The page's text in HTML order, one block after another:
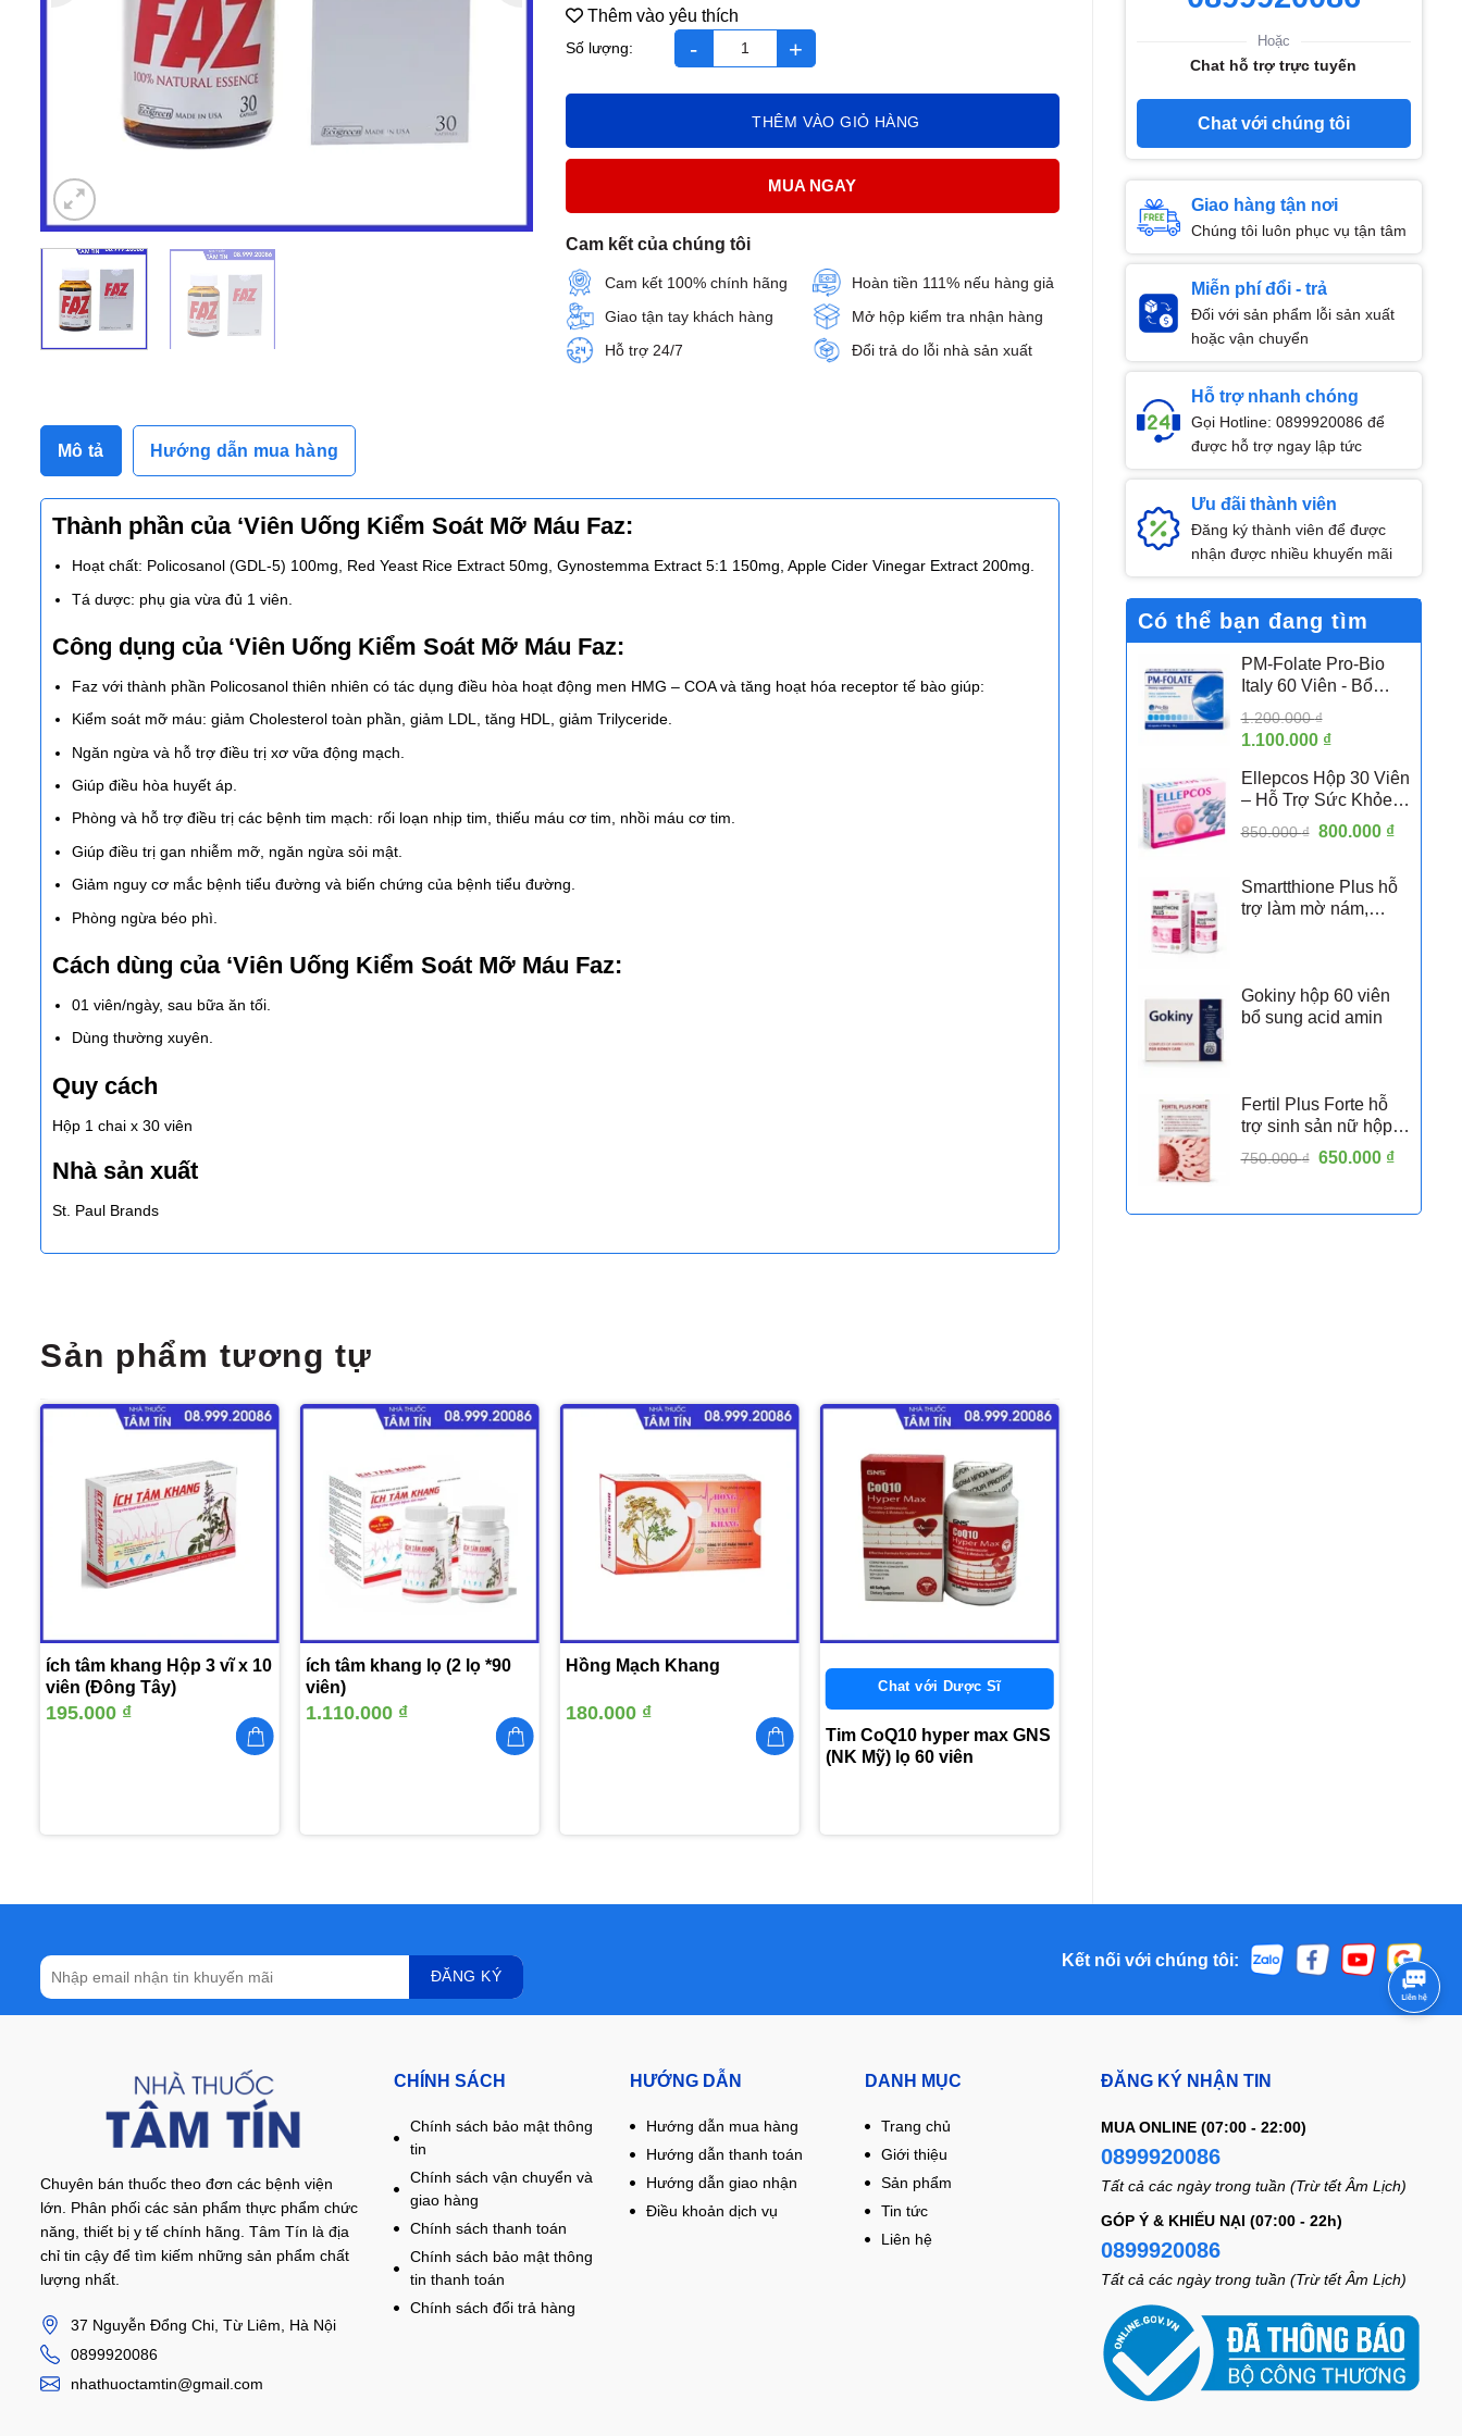
Hoặc
Chat hỗ trợ trực tuyến
Chat với chúng tôi
Giao hàng tận nơi
Chúng tôi luôn phục vụ tận tâm
Miễn phí đổi - trả
Đối với sản phẩm lỗi sản xuất
hoặc vận chuyển
Hỗ trợ nhanh chóng
Gọi Hotline: 0899920086 để
được hỗ trợ ngay lập tức
Ưu đãi thành viên
Đăng ký thành viên để được
nhận được nhiều khuyến mãi
Có thể bạn đang tìm
PM-Folate Pro-Bio
Italy 60 Viên - Bổ
Tính 5-MTHF Hỗ Trợ
Sức Khỏe Sinh Sản
Nữ
1.200.000₫
Giá
là:
1.200.000 ₫.
1.100.000 ₫Giá
tại
là:
1.100.000 ₫.
Ellepcos Hộp 30 Viên
– Hỗ Trợ Sức Khỏe
Sinh Sản Nữ, Hỗ Trợ
Phụ Nữ PCOS
850.000₫ Giá
850.000 ₫.
800.000 ₫
tại
Smartthione Plus hỗ
trợ làm mờ nám,
Gokiny hộp 60 viên
bổ sung acid amin
Fertil Plus Forte hỗ
trợ sinh sản nữ hộp
750.000₫ Giá
650.000 ₫
Faz Hộp 30 viên số lượng
THÊM VÀO GIỎ HÀNG
MUA NGAY
Cam kết của chúng tôi
Cam kết 100% chính hãng
Hoàn tiền 111% nếu hàng giả
Giao tận tay khách hàng
Mở hộp kiểm tra nhận hàng
Hỗ trợ 24/7
Đổi trả do lỗi nhà sản xuất
Thêm vào yêu thích
Mô tả Hướng dẫn mua hàng
Thành phần của ‘Viên Uống Kiểm Soát Mỡ Máu Faz:
Hoạt chất: Policosanol (GDL-5) 100mg, Red Yeast Rice Extract 50mg, Gynostemma Extract 5:1 150mg, Apple Cider Vinegar Extract 200mg.
Tá dược: phụ gia vừa đủ 1 viên.
Công dụng của ‘Viên Uống Kiểm Soát Mỡ Máu Faz:
Faz với thành phần Policosanol thiên nhiên có tác dụng điều hòa hoạt động men HMG – COA và tăng hoạt hóa receptor tế bào giúp:
Kiểm soát mỡ máu: giảm Cholesterol toàn phần, giảm LDL, tăng HDL, giảm Trilyceride.
Ngăn ngừa và hỗ trợ điều trị xơ vữa động mạch.
Giúp điều hòa huyết áp.
Phòng và hỗ trợ điều trị các bệnh tim mạch: rối loạn nhịp tim, thiếu máu cơ tim, nhồi máu cơ tim.
Giúp điều trị gan nhiễm mỡ, ngăn ngừa sỏi mật.
Giảm nguy cơ mắc bệnh tiểu đường và biến chứng của bệnh tiểu đường.
Phòng ngừa béo phì.
Cách dùng của ‘Viên Uống Kiểm Soát Mỡ Máu Faz:
01 viên/ngày, sau bữa ăn tối.
Dùng thường xuyên.
Quy cách
Hộp 1 chai x 30 viên
Nhà sản xuất
St. Paul Brands
Sản phẩm tương tự
thích
ích tâm khang Hộp 3 vĩ x 10
viên (Đông Tây)
195.000 ₫
yêu
thích
ích tâm khang lọ (2 lọ *90
viên)
1.110.000 ₫
Thêm
vào
thích
Hồng Mạch Khang
180.000 ₫
Thêm
vào
thích
Tim CoQ10 hyper max GNS
(NK Mỹ) lọ 60 viên
Chat với Dược Sĩ
Kết nối với chúng tôi:
Chuyên bán thuốc theo đơn các bệnh viện
lớn. Phân phối các sản phẩm thực phẩm chức
năng, thiết bị y tế chính hãng. Tâm Tín là địa
chỉ tin cậy để tìm kiếm những sản phẩm chất
lượng nhất.
37 Nguyễn Đổng Chi, Từ Liêm, Hà Nội
0899920086
nhathuoctamtin@gmail.com
CHÍNH SÁCH
Chính sách bảo mật thông
tin
Chính sách vận chuyển và
giao hàng
Chính sách thanh toán
Chính sách bảo mật thông
tin thanh toán
Chính sách đổi trả hàng
HƯỚNG DẪN
Hướng dẫn mua hàng
Hướng dẫn thanh toán
Hướng dẫn giao nhận
Điều khoản dịch vụ
DANH MỤC
Trang chủ
Giới thiệu
Sản phẩm
Tin tức
Liên hệ
ĐĂNG KÝ NHẬN TIN
MUA ONLINE (07:00 - 22:00)
0899920086
Tất cả các ngày trong tuần (Trừ tết Âm Lịch)
GÓP Ý & KHIẾU NẠI (07:00 - 22h)
0899920086
Tất cả các ngày trong tuần (Trừ tết Âm Lịch)